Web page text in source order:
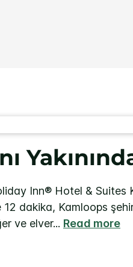
Inn® Hotel & Suites
dakika, Kamloops
ve elver... Read more